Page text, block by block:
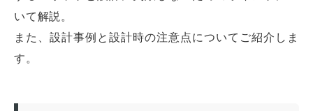
いて解説。
また、設計事例と設計時の注意点についてご紹介しま
す。